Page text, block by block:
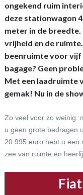
ongekend ruim
deze stationwagon
meter in de
vrijheid en de
beenruimte voor vijf
bagage? Geen
Met een laadruimte
gemak! Nu in de
Zo veel voor zo weinig:
u geen grote bedragen
20.995 euro hebt u een
zee van ruimte en